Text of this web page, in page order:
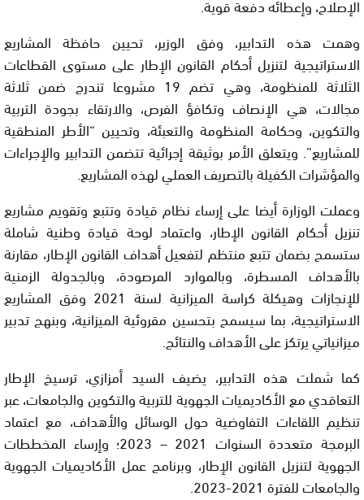
وهمت هذه التدابير، وفق الوزير، تحيين حافظة المشاريع
الاستراتيجية لتنزيل أحكام القانون الإطار على مستوى القطاعات
الثلاثة للمنظومة، وهي تضم 19 مشروعا تندرج ضمن ثلاثة
مجالات، هي الإنصاف وتكافؤ الفرص، والارتقاء بجودة التربية
والتكوين، وحكامة المنظومة والتعبئة، وتحيين “الأطر المنطقية
للمشاريع”. ويتعلق الأمر بوثيقة إجرائية تتضمن التدابير والإجراءات
والمؤشرات الكفيلة بالتصريف العملي لهذه المشاريع.
وعملت الوزارة أيضا على إرساء نظام قيادة وتتبع وتقويم مشاريع
تنزيل أحكام القانون الإطار، واعتماد لوحة قيادة وطنية شاملة
ستسمح بضمان تتبع منتظم لتفعيل أهداف القانون الإطار، مقارنة
بالأهداف المسطرة، وبالموارد المرصودة، وبالجدولة الزمنية
للإنجازات وهيكلة كراسة الميزانية لسنة 2021 وفق المشاريع
الاستراتيجية، بما سيسمح بتحسين مقروئية الميزانية، وبنهج تدبير
ميزانياتي يرتكز على الأهداف والنتائج.
كما شملت هذه التدابير، يضيف السيد أمزازي، ترسيخ الإطار
التعاقدي مع الأكاديميات الجهوية للتربية والتكوين والجامعات، عبر
تنظيم اللقاءات التفاوضية حول الوسائل والأهداف، مع اعتماد
البرمجة متعددة السنوات 2021 – 2023؛ وإرساء المخططات
الجهوية لتنزيل القانون الإطار، وبرنامج عمل الأكاديميات الجهوية
والجامعات للفترة 2021-2023.